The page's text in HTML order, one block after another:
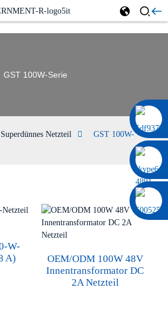
0086 13322920697
GST 100W-Serie
Superdünnes Netzteil
GST 100W-
W-
A)
OEM/ODM 100W 48V
Innentransformator DC
2A Netzteil